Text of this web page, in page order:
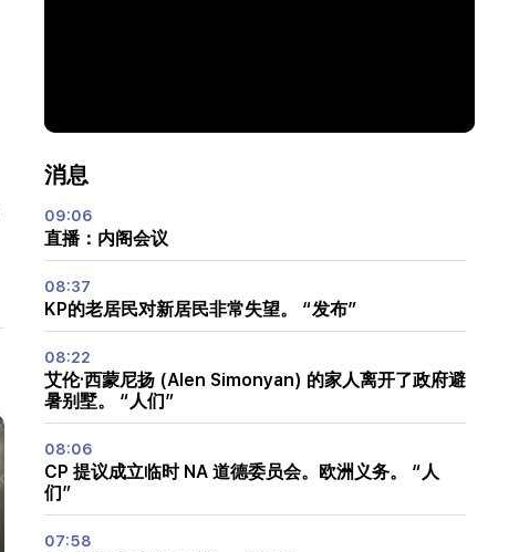
消息
09:06
直播：内阁会议
08:37
KP的老居民对新居民非常失望。 “发布”
08:22
艾伦·西蒙尼扬 (Alen Simonyan) 的家人离开了政府避
暑别墅。 “人们”
08:06
CP 提议成立临时 NA 道德委员会。欧洲义务。 “人
们”
07:58